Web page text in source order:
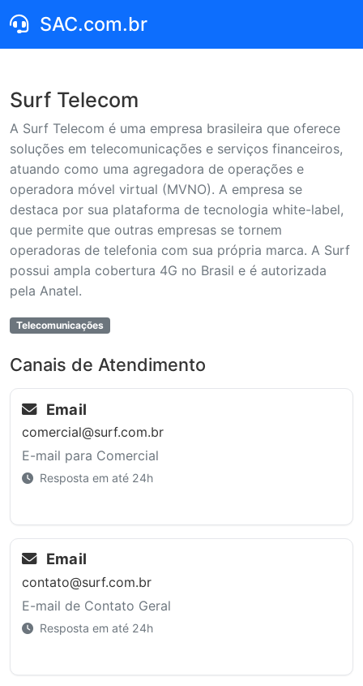
SAC.com.br
Surf Telecom
A Surf Telecom é uma empresa brasileira que oferece
soluções em telecomunicações e serviços financeiros,
atuando como uma agregadora de operações e
operadora móvel virtual (MVNO). A empresa se
destaca por sua plataforma de tecnologia white-label,
que permite que outras empresas se tornem
operadoras de telefonia com sua própria marca. A Surf
possui ampla cobertura 4G no Brasil e é autorizada
pela Anatel.
Telecomunicações
Canais de Atendimento
Email
comercial@surf.com.br
E-mail para Comercial
Resposta em até 24h
Email
contato@surf.com.br
E-mail de Contato Geral
Resposta em até 24h